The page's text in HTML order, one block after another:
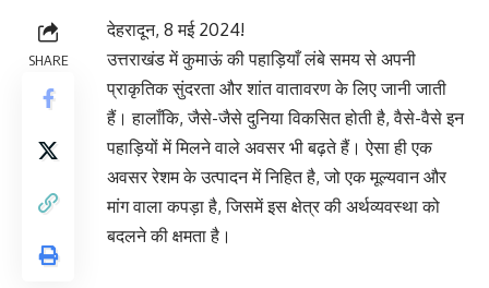
SHARE
देहरादून, 8 मई 2024!
उत्तराखंड में कुमाऊं की पहाड़ियाँ लंबे समय से अपनी
प्राकृतिक सुंदरता और शांत वातावरण के लिए जानी जाती
हैं। हालाँकि, जैसे-जैसे दुनिया विकसित होती है, वैसे-वैसे इन
पहाड़ियों में मिलने वाले अवसर भी बढ़ते हैं। ऐसा ही एक
अवसर रेशम के उत्पादन में निहित है, जो एक मूल्यवान और
मांग वाला कपड़ा है, जिसमें इस क्षेत्र की अर्थव्यवस्था को
बदलने की क्षमता है।